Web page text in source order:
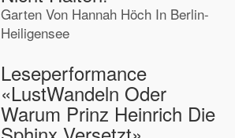
Garten Von Hannah Höch In Berlin-
Heiligensee
Leseperformance
«LustWandeln Oder
Warum Prinz Heinrich Die